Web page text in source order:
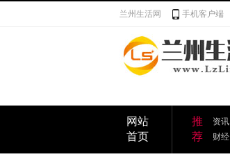
兰州生活网 手机客户端
网站
首页
推
荐
资讯
财经